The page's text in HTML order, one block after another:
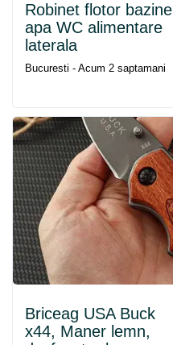
Robinet flotor bazine
apa WC alimentare
laterala
Bucuresti - Acum 2 saptamani
Briceag USA Buck
x44, Maner lemn,